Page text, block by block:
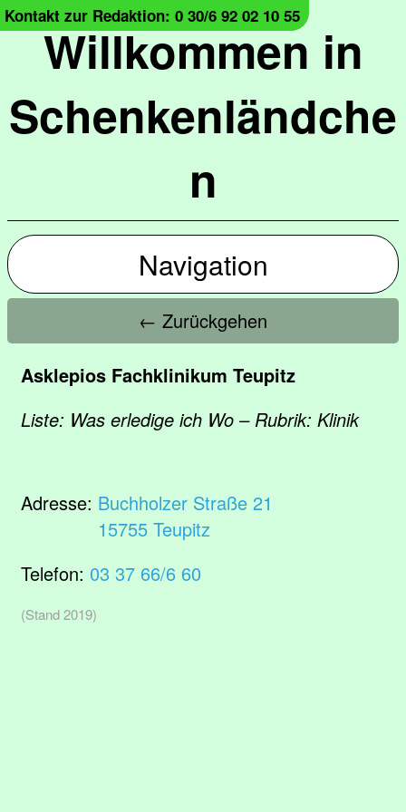
Willkommen in
Schenkenländche
n
Kontakt zur Redaktion: 0 30/6 92 02 10 55
Navigation
← Zurückgehen
Asklepios Fachklinikum Teupitz
Liste: Was erledige ich Wo – Rubrik: Klinik
Adresse: Buchholzer Straße 21
15755 Teupitz
Telefon: 03 37 66/6 60
(Stand 2019)